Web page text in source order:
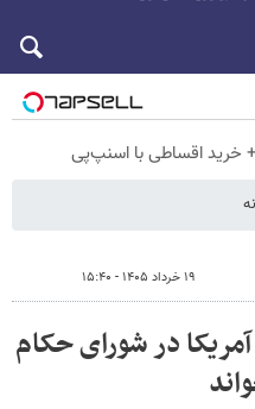
۱۹ خرداد ۱۴۰۵ - ۱۵:۴۰
در شورای حکام